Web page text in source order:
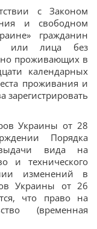
с Законом
и свободном
гражданин
или лица без
проживающих в
календарных
проживания и
зарегистрировать
Украины от 28
Порядка
вида на
и технического
изменений в
Украины от 26
что право на
(временная